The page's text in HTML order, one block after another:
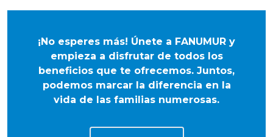
¡No esperes más! Únete a FANUMUR y
empieza a disfrutar de todos los
beneficios que te ofrecemos. Juntos,
podemos marcar la diferencia en la
vida de las familias numerosas.